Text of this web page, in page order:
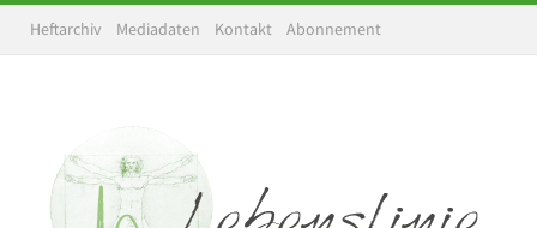
Heftarchiv Mediadaten Kontakt Abonnement